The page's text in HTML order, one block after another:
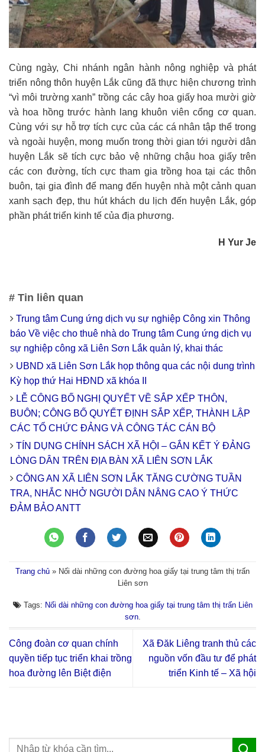
Cùng ngày, Chi nhánh ngân hành nông nghiệp và phát
triển nông thôn huyện Lắk cũng đã thực hiện chương trình
“vì môi trường xanh” trồng các cây hoa giấy hoa mười giờ
và hoa hồng trước hành lang khuôn viên cổng cơ quan.
Cùng với sự hỗ trợ tích cực của các cá nhân tập thể trong
và ngoài huyện, mong muốn trong thời gian tới người dân
huyện Lắk sẽ tích cực bảo vệ những chậu hoa giấy trên
các con đường, tích cực tham gia trồng hoa tại các thôn
buôn, tại gia đình để mang đến huyện nhà một cảnh quan
xanh sạch đẹp, thu hút khách du lịch đến huyện Lắk, góp
phần phát triển kinh tế của địa phương.
H Yur Je
# Tin liên quan
Trung tâm Cung ứng dịch vụ sự nghiệp Công xin Thông
báo Về việc cho thuê nhà do Trung tâm Cung ứng dịch vụ
sự nghiệp công xã Liên Sơn Lắk quản lý, khai thác
UBND xã Liên Sơn Lắk họp thông qua các nội dung trình
Kỳ họp thứ Hai HĐND xã khóa II
LỄ CÔNG BỐ NGHỊ QUYẾT VỀ SẮP XẾP THÔN,
BUÔN; CÔNG BỐ QUYẾT ĐỊNH SẮP XẾP, THÀNH LẬP
CÁC TỔ CHỨC ĐẢNG VÀ CÔNG TÁC CÁN BỘ
TÍN DỤNG CHÍNH SÁCH XÃ HỘI – GẮN KẾT Ý ĐẢNG
LÒNG DÂN TRÊN ĐỊA BÀN XÃ LIÊN SƠN LẮK
CÔNG AN XÃ LIÊN SƠN LẮK TĂNG CƯỜNG TUẦN
TRA, NHẮC NHỞ NGƯỜI DÂN NÂNG CAO Ý THỨC
ĐẢM BẢO ANTT
Trang chủ » Nối dài những con đường hoa giấy tại trung tâm thị trấn
Liên sơn
Tags: Nối dài những con đường hoa giấy tại trung tâm thị trấn Liên
sơn.
Công đoàn cơ quan chính
quyền tiếp tục triển khai trồng
hoa đường lên Biệt điện
Xã Đăk Liêng tranh thủ các
nguồn vốn đầu tư để phát
triển Kinh tế – Xã hội